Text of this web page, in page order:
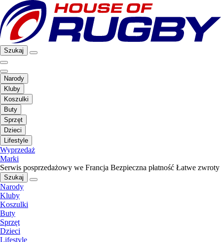
Szukaj
Narody
Kluby
Koszulki
Buty
Sprzęt
Dzieci
Lifestyle
Wyprzedaż
Marki
Serwis posprzedażowy we Francja Bezpieczna płatność Łatwe zwroty
Szukaj
Narody
Kluby
Koszulki
Buty
Sprzęt
Dzieci
Lifestyle